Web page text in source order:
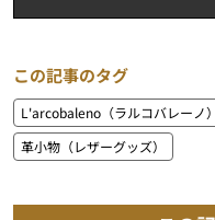
この記事のタグ
L'arcobaleno（ラルコバレーノ）
革小物（レザーグッズ）